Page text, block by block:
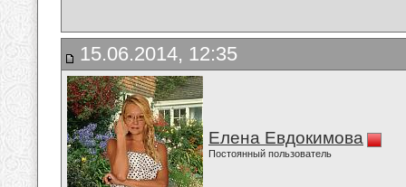
15.06.2014, 12:35
Елена Евдокимова
Постоянный пользователь